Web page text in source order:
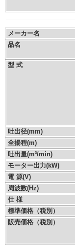
メーカー名
品名
型 式
吐出径(mm)
全揚程(m)
吐出量(m³/min)
モーター出力(kW)
電 源(V)
周波数(Hz)
仕 様
標準価格（税別）
販売価格（税別）